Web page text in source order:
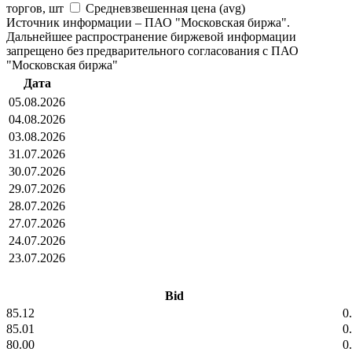
торгов, шт
Средневзвешенная цена (avg)
Источник информации – ПАО "Московская биржа".
Дальнейшее распространение биржевой информации
запрещено без предварительного согласования с ПАО
"Московская биржа"
Дата
05.08.2026
04.08.2026
03.08.2026
31.07.2026
30.07.2026
29.07.2026
28.07.2026
27.07.2026
24.07.2026
23.07.2026
Bid
85.12
85.01
80.00